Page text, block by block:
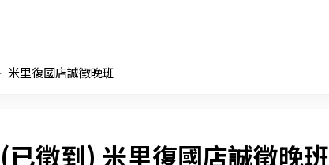
米里復國店誠徵晚班
米里復國店誠徵晚班